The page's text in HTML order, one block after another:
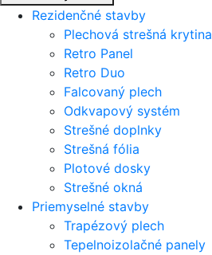
Rezidenčné stavby
Plechová strešná krytina
Retro Panel
Retro Duo
Falcovaný plech
Odkvapový systém
Strešné doplnky
Strešná fólia
Plotové dosky
Strešné okná
Priemyselné stavby
Trapézový plech
Tepelnoizolačné panely